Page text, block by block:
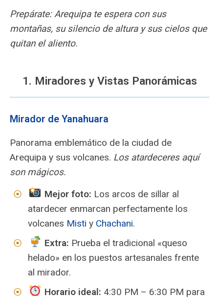
Prepárate: Arequipa te espera con sus
montañas, su silencio de altura y sus cielos que
quitan el aliento.
1. Miradores y Vistas Panorámicas
Mirador de Yanahuara
Panorama emblemático de la ciudad de
Arequipa y sus volcanes. Los atardeceres aquí
son mágicos.
Mejor foto: Los arcos de sillar al
atardecer enmarcan perfectamente los
volcanes Misti y Chachani.
Extra: Prueba el tradicional «queso
helado» en los puestos artesanales frente
al mirador.
Horario ideal: 4:30 PM – 6:30 PM para